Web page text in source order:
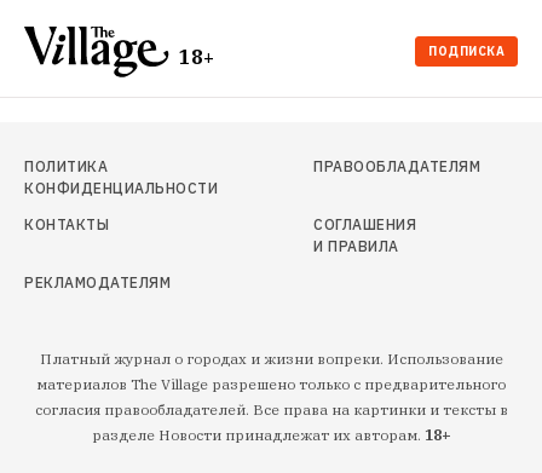
18+ ПОДПИСКА
ПОЛИТИКА
КОНФИДЕНЦИАЛЬНОСТИ
ПРАВООБЛАДАТЕЛЯМ
КОНТАКТЫ
СОГЛАШЕНИЯ
И ПРАВИЛА
РЕКЛАМОДАТЕЛЯМ
Платный журнал о городах и жизни вопреки. Использование
материалов The Village разрешено только с предварительного
согласия правообладателей. Все права на картинки и тексты в
разделе Новости принадлежат их авторам. 18+